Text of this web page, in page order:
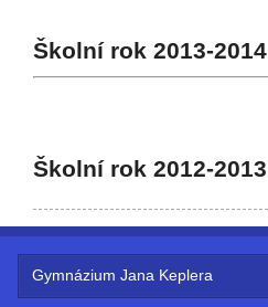
Školní rok 2013-2014
Školní rok 2012-2013
Gymnázium Jana Keplera